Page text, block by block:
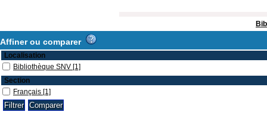
Affiner ou comparer
Localisation
Bibliothèque SNV [1]
Section
Français [1]